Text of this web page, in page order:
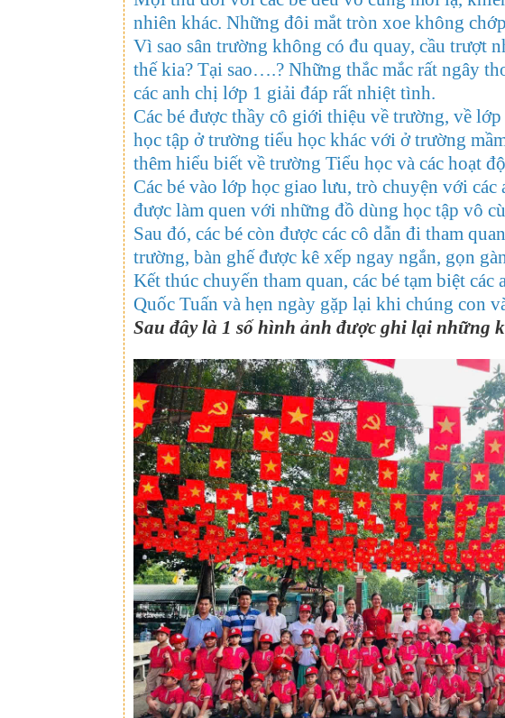
nhiên khác. Những đôi mắt tròn xoe không
Vì sao sân trường không có đu quay, cầu trượt
thế kia? Tại sao….? Những thắc mắc rất ngây
các anh chị lớp 1 giải đáp rất nhiệt tình.
Các bé được thầy cô giới thiệu về trường, về
học tập ở trường tiểu học khác với ở trường
thêm hiểu biết về trường Tiểu học và các hoạt
Các bé vào lớp học giao lưu, trò chuyện với
được làm quen với những đồ dùng học tập vô
Sau đó, các bé còn được các cô dẫn đi tham
trường, bàn ghế được kê xếp ngay ngắn, gọn
Kết thúc chuyến tham quan, các bé tạm biệt
Quốc Tuấn và hẹn ngày gặp lại khi chúng con
Sau đây là 1 số hình ảnh được ghi lại những